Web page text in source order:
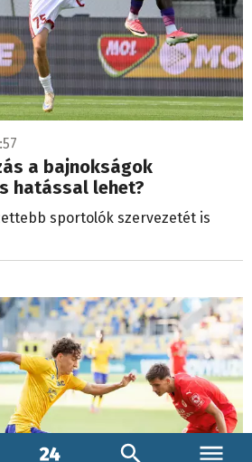
a bajnokságok
hatással lehet?
sportolók szervezetét is